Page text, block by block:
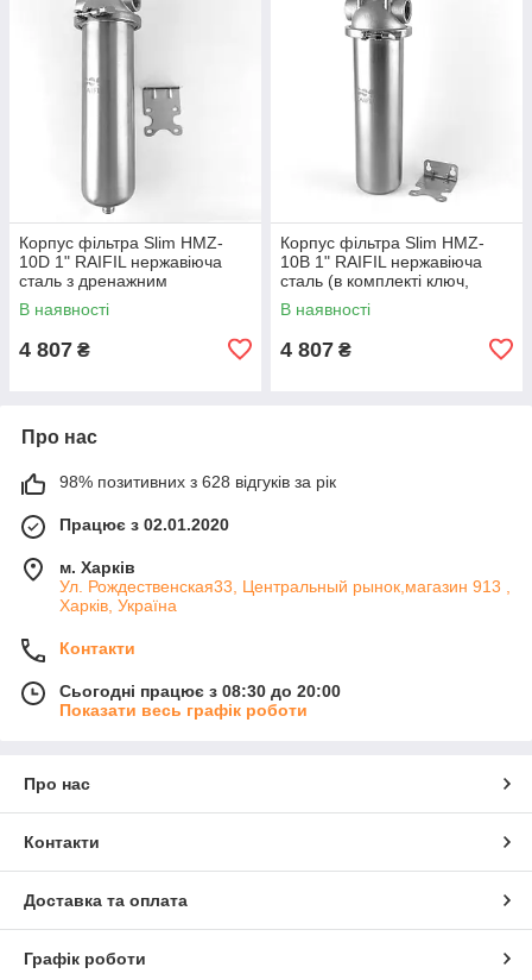
Корпус фільтра Slim HMZ-
10D 1" RAIFIL нержавіюча
сталь з дренажним
підключенням 1/2" (в
комплекті ключ, кронштейн,
В наявності
4 807 ₴
Корпус фільтра Slim HMZ-
10B 1" RAIFIL нержавіюча
сталь (в комплекті ключ,
кронштейн, саморізи)
В наявності
4 807 ₴
Про нас
98% позитивних з 628 відгуків за рік
Працює з 02.01.2020
м. Харків
Ул. Рождественская33, Центральный рынок,магазин 913 ,
Харків, Україна
Контакти
Сьогодні працює з 08:30 до 20:00
Показати весь графік роботи
Про нас
Контакти
Доставка та оплата
Графік роботи